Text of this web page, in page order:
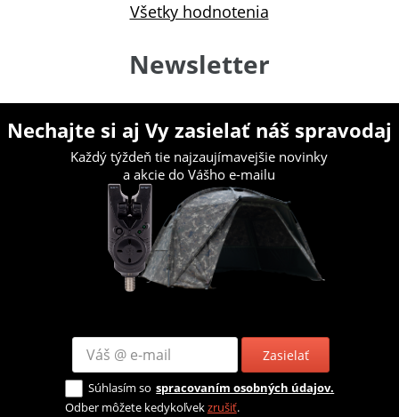
Všetky hodnotenia
Newsletter
Nechajte si aj Vy zasielať náš spravodaj
Každý týždeň tie najzaujímavejšie novinky
a akcie do Vášho e-mailu
Zasielať
Súhlasím so spracovaním osobných údajov.
Odber môžete kedykoľvekzrušiť.